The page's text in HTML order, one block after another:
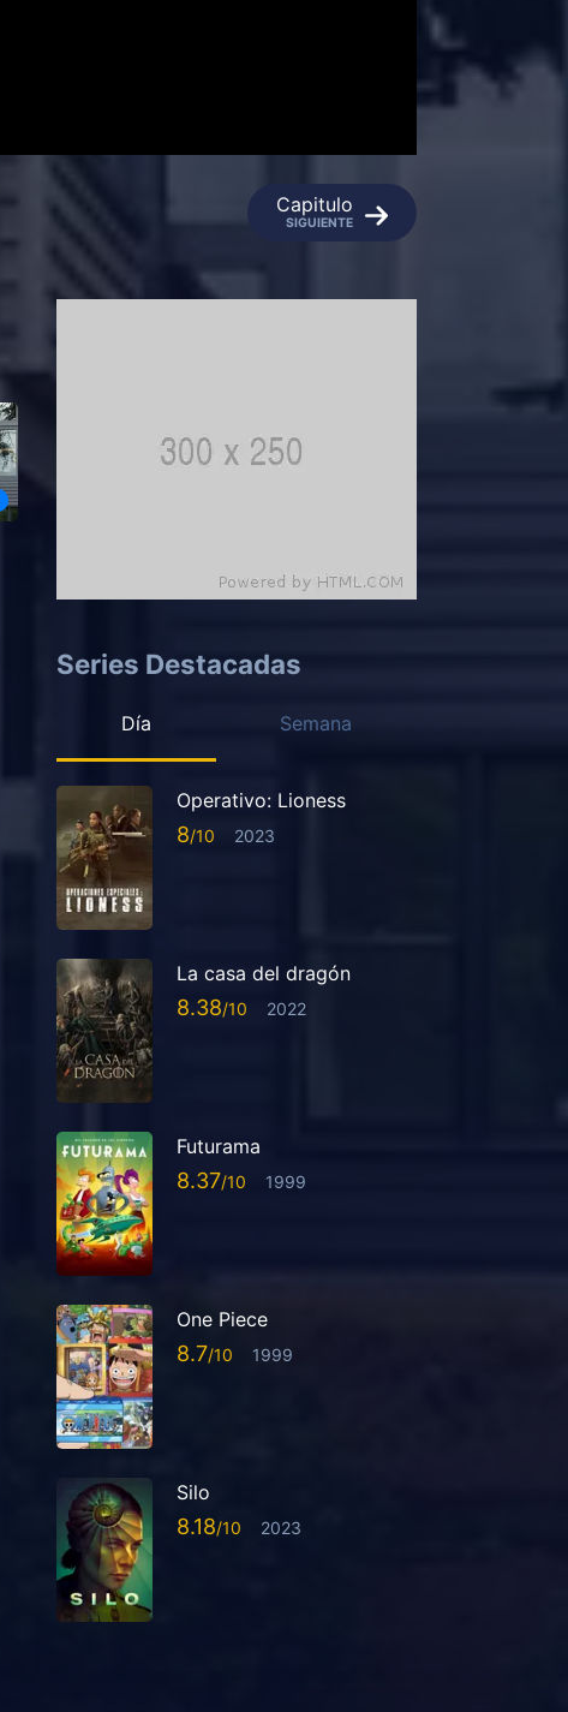
Capitulo
SIGUIENTE
Series Destacadas
Día Semana
Operativo: Lioness
8 2023
La casa del dragón
8.38 2022
Futurama
8.37 1999
One Piece
8.7 1999
Silo
8.18 2023